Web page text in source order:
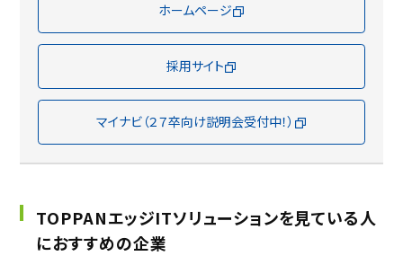
ホームページ
採用サイト
マイナビ（２７卒向け説明会受付中！）
TOPPANエッジITソリューションを見ている人
におすすめの企業